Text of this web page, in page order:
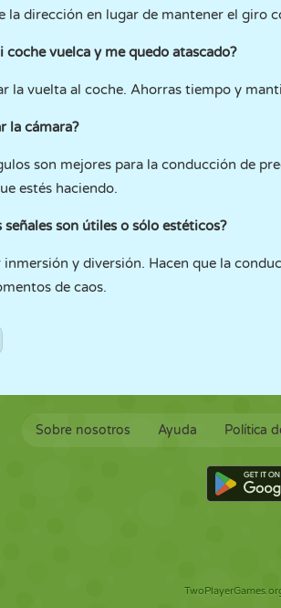
la dirección en lugar de mantener el giro
coche vuelca y me quedo atascado?
la vuelta al coche. Ahorras tiempo y
la cámara?
son mejores para la conducción de
estés haciendo.
señales son útiles o sólo estéticos?
y diversión. Hacen que la
de caos.
Sobre nosotros Ayuda Política